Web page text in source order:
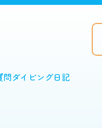
問ダイビング日記